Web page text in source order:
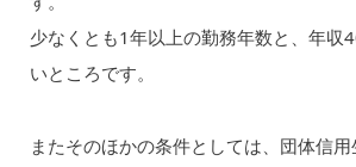
少なくとも1年以上の勤務年数と、年収
いところです。
またそのほかの条件としては、団体信